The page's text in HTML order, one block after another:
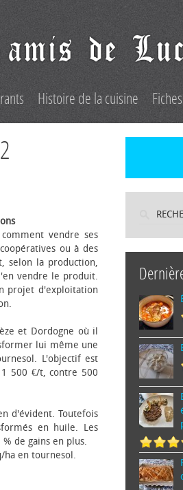
Histoire de la cuisine
vendre ses
ou à des
selon la production,
vendre le produit.
projet d'exploitation
et Dordogne où il
lui même une
L'objectif est
1 500 €/t, contre 500
d'évident. Toutefois
en huile. Les
de gains en plus.
ha en tournesol.